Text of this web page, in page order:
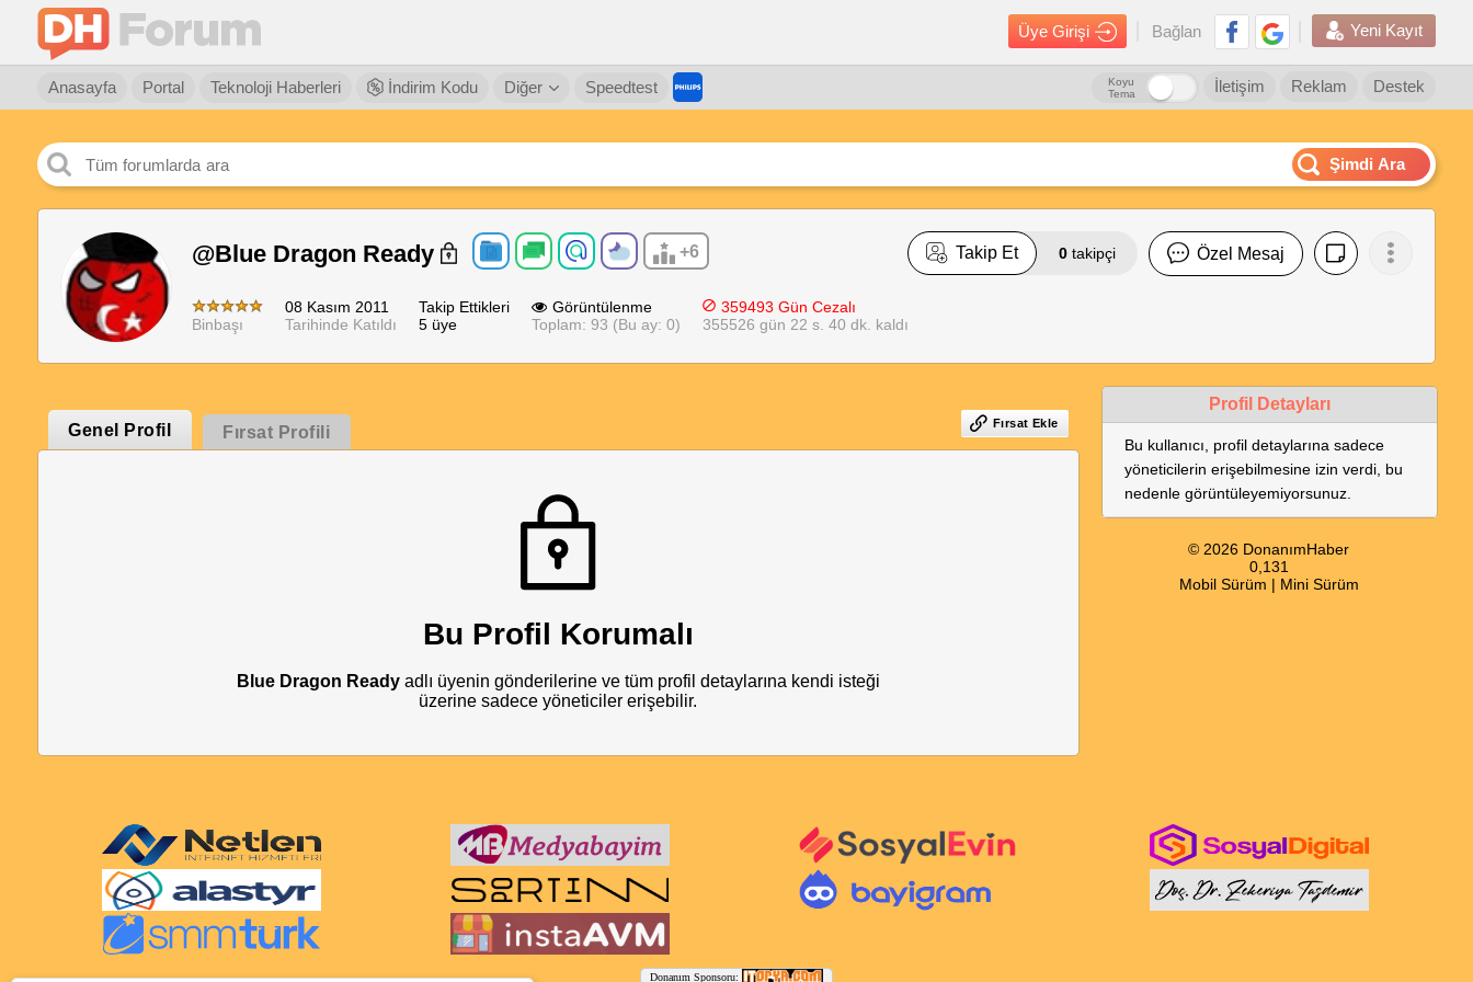
Üye Girişi Bağlan Yeni Kayıt
Anasayfa Portal Teknoloji Haberleri İndirim Kodu Diğer Speedtest Destek
Reklam
İletişim
Koyu
Tema
Şimdi Ara
@Blue Dragon Ready +6 Takip Et 0 takipçi Özel Mesaj
Binbaşı
08 Kasım 2011
Tarihinde Katıldı
Takip Ettikleri
5 üye
Görüntülenme
Toplam: 93 (Bu ay: 0)
359493 Gün Cezalı
355526 gün 22 s. 40 dk. kaldı
Genel Profil Fırsat Profili Fırsat Ekle
Bu Profil Korumalı
Blue Dragon Readyadlı üyenin gönderilerine ve tüm profil detaylarına kendi isteği
üzerine sadece yöneticiler erişebilir.
Profil Detayları
Bu kullanıcı, profil detaylarına sadece
yöneticilerin erişebilmesine izin verdi, bu
nedenle görüntüleyemiyorsunuz.
© 2026 DonanımHaber
0,131
Mobil Sürüm | Mini Sürüm
Donanım Sponsoru: